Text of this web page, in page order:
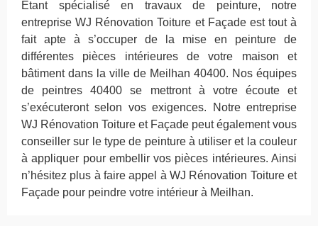
Étant spécialisé en travaux de peinture, notre
entreprise WJ Rénovation Toiture et Façade est tout à
fait apte à s’occuper de la mise en peinture de
différentes pièces intérieures de votre maison et
bâtiment dans la ville de Meilhan 40400. Nos équipes
de peintres 40400 se mettront à votre écoute et
s’exécuteront selon vos exigences. Notre entreprise
WJ Rénovation Toiture et Façade peut également vous
conseiller sur le type de peinture à utiliser et la couleur
à appliquer pour embellir vos pièces intérieures. Ainsi
n’hésitez plus à faire appel à WJ Rénovation Toiture et
Façade pour peindre votre intérieur à Meilhan.